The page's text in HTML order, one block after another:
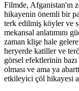
Filmde, Afganistan'ın
hikayenin önemli bir
terk edilmiş köyler ve
mekansal anlatımını
zaman klişe hale
heryerde katiller ve
görsel efektlerinin bazı
olması ve ama ya
etkileyici çöl hikayesi